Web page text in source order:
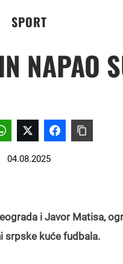
SPORT
NAPAO
04.08.2025
i Javor Matisa,
srpske kuće fudbala.